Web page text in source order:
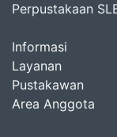
Perpustakaan
Informasi
Layanan
Pustakawan
Area Anggota